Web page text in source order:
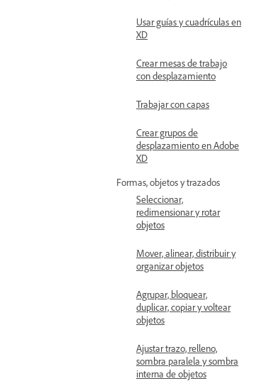
Usar guías y cuadrículas en
XD
Crear mesas de trabajo
con desplazamiento
Trabajar con capas
Crear grupos de
desplazamiento en Adobe
XD
Formas, objetos y trazados
Seleccionar,
redimensionar y rotar
objetos
Mover, alinear, distribuir y
organizar objetos
Agrupar, bloquear,
duplicar, copiar y voltear
objetos
Ajustar trazo, relleno,
sombra paralela y sombra
interna de objetos